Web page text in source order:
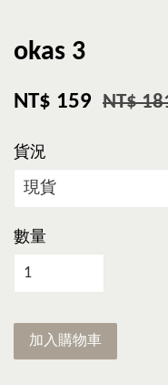
okas 3
NT$ 159 NT$
貨況
數量
加入購物車